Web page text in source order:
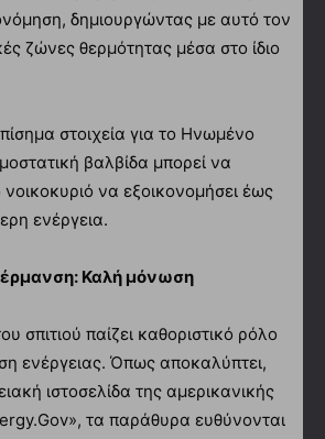
δημιουργώντας με αυτό τον
ζώνες θερμότητας μέσα στο ίδιο
στοιχεία για το Ηνωμένο
βαλβίδα μπορεί να
να εξοικονομήσει έως
ενέργεια.
Καλή μόνωση
σπιτιού παίζει καθοριστικό ρόλο
ενέργειας. Όπως αποκαλύπτει,
ιστοσελίδα της αμερικανικής
τα παράθυρα ευθύνονται